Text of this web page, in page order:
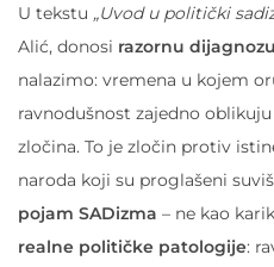
U tekstu „Uvod u politički
Alić, donosi razornu
nalazimo: vremena u kojem
ravnodušnost zajedno
zločina. To je zločin protiv
naroda koji su proglašeni
pojam SADizma – ne kao
realne političke patologije: